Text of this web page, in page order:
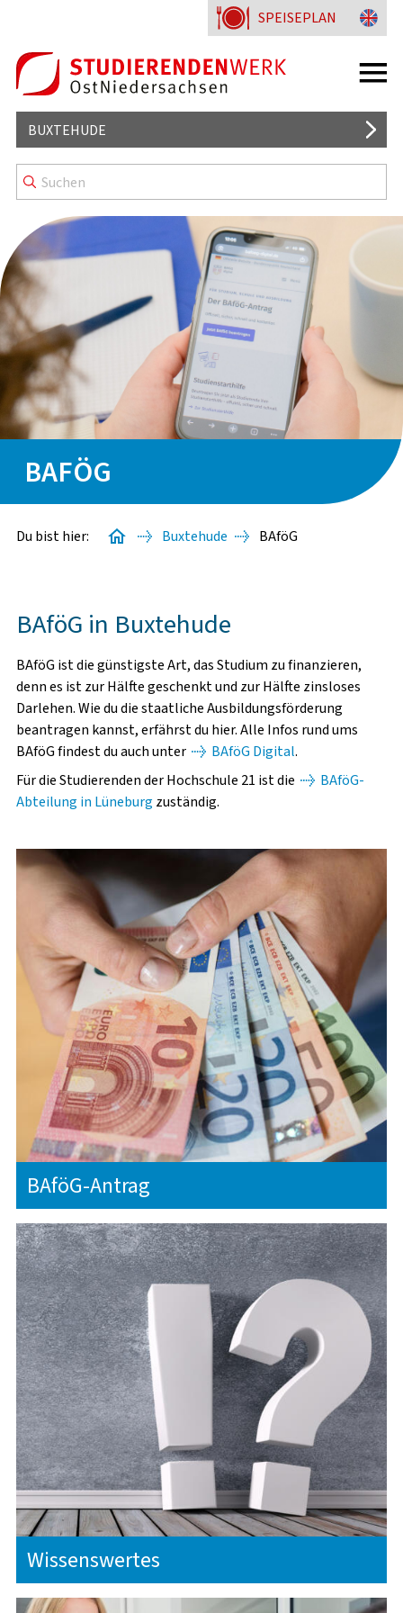
BUXTEHUDE
WOHNHEIM ESTEBRÜGGER STRASSE
STARTERPAKETE
WISSENSWERTES
BAFÖG-ANTRAG
WISSENSWERTES
FINDE DEINE*N SACHBEARBEITER*IN
VOR DEM STUDIUM
IM STUDIUM
NACH DEM STUDIUM
SPEISEPLAN
BAFÖG
Du bist hier: Buxtehude BAföG
BAföG in Buxtehude
BAföG ist die günstigste Art, das Studium zu finanzieren,
denn es ist zur Hälfte geschenkt und zur Hälfte zinsloses
Darlehen. Wie du die staatliche Ausbildungsförderung
beantragen kannst, erfährst du hier. Alle Infos rund ums
BAföG findest du auch unter
BAföG Digital.
Für die Studierenden der Hochschule 21 ist die
BAföG-
Abteilung in Lüneburg zuständig.
BAföG-Antrag
Wissenswertes